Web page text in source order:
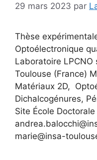
29 mars 2023 par
Thèse
Optoélectronique
Laboratoire LPCNO
Toulouse (France)
Matériaux 2D,
Dichalcogénures,
Site École
marie@insa-